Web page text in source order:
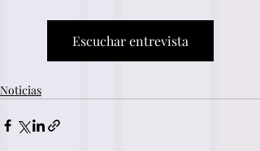
Escuchar entrevista
Noticias